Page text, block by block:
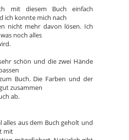
mit diesem Buch einfach
ich konnte mich nach
nicht mehr davon lösen. Ich
noch alles
schön und die zwei Hände
Buch. Die Farben und der
zusammen
ab.
alles aus dem Buch geholt und
mit